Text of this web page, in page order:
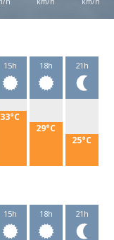
15h
33°C
18h
29°C
21h
25°C
15h 18h 21h